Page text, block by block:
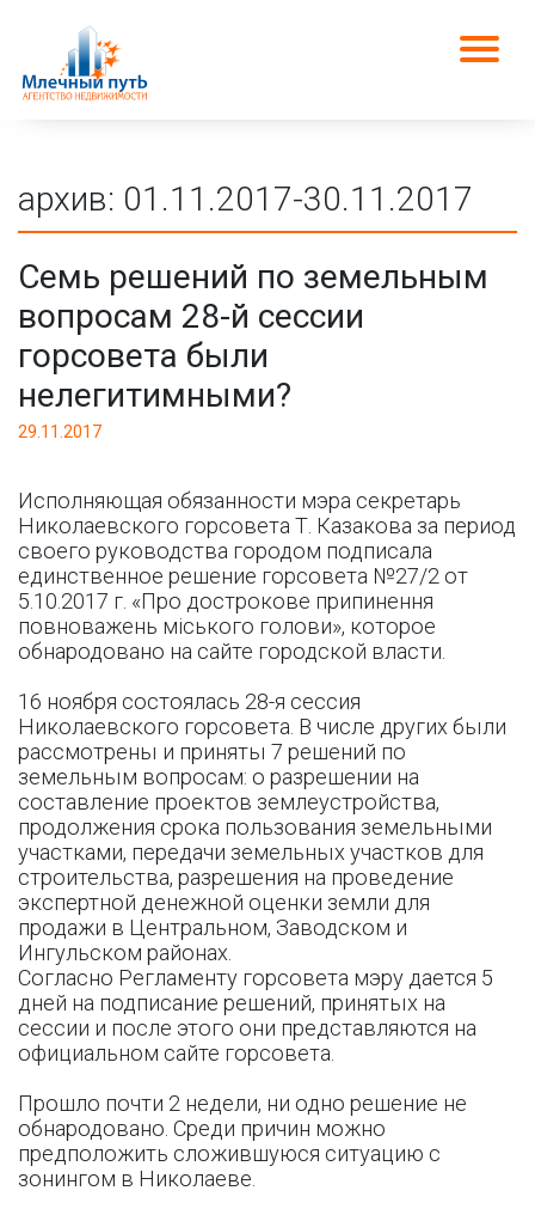
архив: 01.11.2017-30.11.2017
Семь решений по земельным
вопросам 28-й сессии
горсовета были
нелегитимными?
29.11.2017
Исполняющая обязанности мэра секретарь
Николаевского горсовета Т. Казакова за период
своего руководства городом подписала
единственное решение горсовета №27/2 от
5.10.2017 г. «Про дострокове припинення
повноважень міського голови», которое
обнародовано на сайте городской власти.
16 ноября состоялась 28-я сессия
Николаевского горсовета. В числе других были
рассмотрены и приняты 7 решений по
земельным вопросам: о разрешении на
составление проектов землеустройства,
продолжения срока пользования земельными
участками, передачи земельных участков для
строительства, разрешения на проведение
экспертной денежной оценки земли для
продажи в Центральном, Заводском и
Ингульском районах.
Согласно Регламенту горсовета мэру дается 5
дней на подписание решений, принятых на
сессии и после этого они представляются на
официальном сайте горсовета.
Прошло почти 2 недели, ни одно решение не
обнародовано. Среди причин можно
предположить сложившуюся ситуацию с
зонингом в Николаеве.